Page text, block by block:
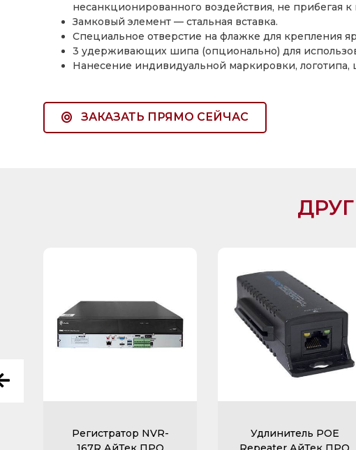
несанкционированного воздействия, не прибегая
Замковый элемент — стальная вставка.
Специальное отверстие на флажке для крепления
3 удерживающих шипа (опционально) для
Нанесение индивидуальной маркировки,
ЗАКАЗАТЬ ПРЯМО СЕЙЧАС
Регистратор NVR-
Удлинитель POE